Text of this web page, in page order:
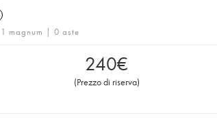
magnum | 0 aste
240€
(Prezzo di riserva)